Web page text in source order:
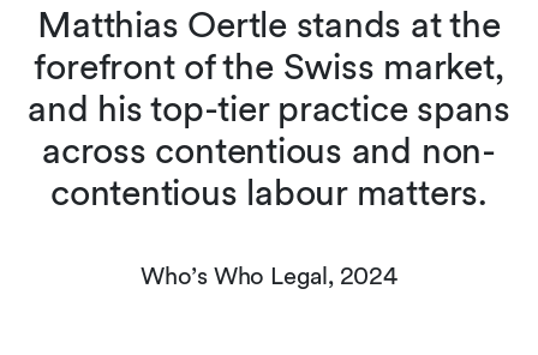
Matthias Oertle stands at the
forefront of the Swiss market,
and his top-tier practice spans
across contentious and non-
contentious labour matters.
Who’s Who Legal, 2024